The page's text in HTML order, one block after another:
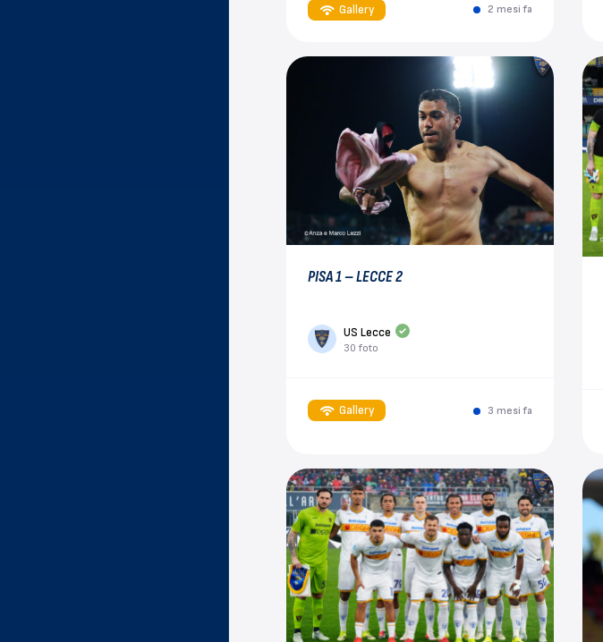
Gallery 2 mesi fa
PISA 1 – LECCE 2
US Lecce
30 foto
Gallery 3 mesi fa